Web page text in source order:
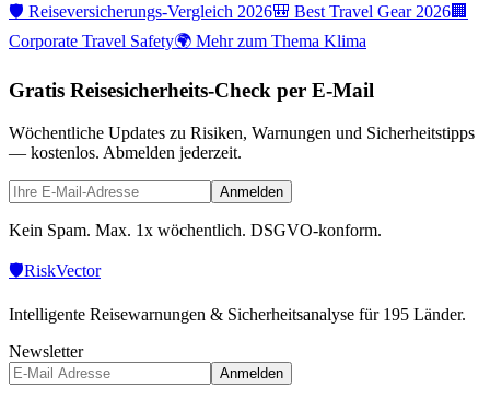
🛡️ Reiseversicherungs-Vergleich 2026🎒 Best Travel Gear 2026🏢
Corporate Travel Safety🌍 Mehr zum Thema Klima
Gratis Reisesicherheits-Check per E-Mail
Wöchentliche Updates zu Risiken, Warnungen und Sicherheitstipps
— kostenlos. Abmelden jederzeit.
Anmelden
Kein Spam. Max. 1x wöchentlich. DSGVO-konform.
🛡️RiskVector
Intelligente Reisewarnungen & Sicherheitsanalyse für 195 Länder.
Newsletter
Anmelden